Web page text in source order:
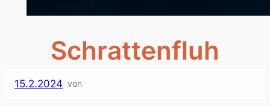
Schrattenfluh
15.2.2024 von